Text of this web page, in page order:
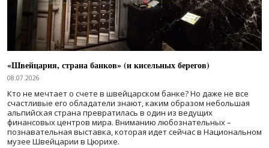
«Швейцария, страна банков» (и кисельных берегов)
08.07.2026
Кто не мечтает о счете в швейцарском банке? Но даже не все
счастливые его обладатели знают, каким образом небольшая
альпийская страна превратилась в один из ведущих
финансовых центров мира. Вниманию любознательных –
познавательная выставка, которая идет сейчас в Национальном
музее Швейцарии в Цюрихе.